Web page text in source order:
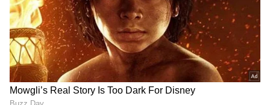
Chandramukhi Chicken Fry: నార్మల్ చికెన్ ఫ్రై
బోర్ కొట్టిందా? ఈ చంద్రముఖి చికెన్ ఫ్రై ట్రై చేయండి..
టేస్ట్ అదిరిపోద్ది
Chicken Biryani: 30 నిమిషాల్లో ఘుమఘుమలాడే
పొట్లం బిర్యానీ.. ఎవరైనా ఫిదా అవ్వాల్సిందే..
3